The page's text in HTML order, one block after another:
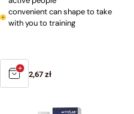
convenient can shape to take
with you to training
Regular
2,67 zł